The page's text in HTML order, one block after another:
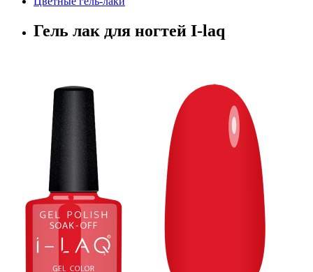
Гель лак для ногтей I-laq